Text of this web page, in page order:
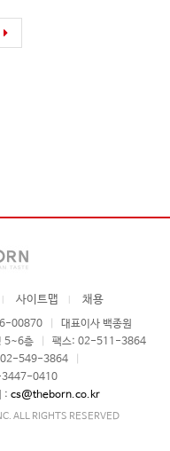
사이트맵 채용
00870
대표이사 백종원
5~6층
팩스: 02-511-3864
: 02-549-3864
3447-0410
: cs@theborn.co.kr
ALL RIGHTS RESERVED